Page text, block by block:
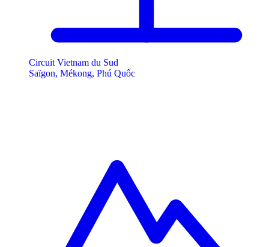
Circuit Vietnam du Sud
Saïgon, Mékong, Phú Quốc